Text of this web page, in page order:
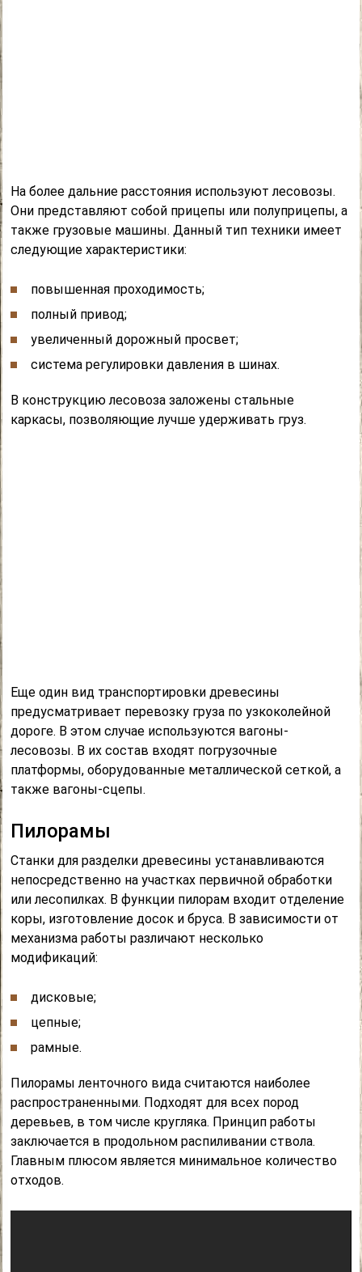
На более дальние расстояния используют лесовозы.
Они представляют собой прицепы или полуприцепы, а
также грузовые машины. Данный тип техники имеет
следующие характеристики:
повышенная проходимость;
полный привод;
увеличенный дорожный просвет;
система регулировки давления в шинах.
В конструкцию лесовоза заложены стальные
каркасы, позволяющие лучше удерживать груз.
Еще один вид транспортировки древесины
предусматривает перевозку груза по узкоколейной
дороге. В этом случае используются вагоны-
лесовозы. В их состав входят погрузочные
платформы, оборудованные металлической сеткой, а
также вагоны-сцепы.
Пилорамы
Станки для разделки древесины устанавливаются
непосредственно на участках первичной обработки
или лесопилках. В функции пилорам входит отделение
коры, изготовление досок и бруса. В зависимости от
механизма работы различают несколько
модификаций:
дисковые;
цепные;
рамные.
Пилорамы ленточного вида считаются наиболее
распространенными. Подходят для всех пород
деревьев, в том числе кругляка. Принцип работы
заключается в продольном распиливании ствола.
Главным плюсом является минимальное количество
отходов.